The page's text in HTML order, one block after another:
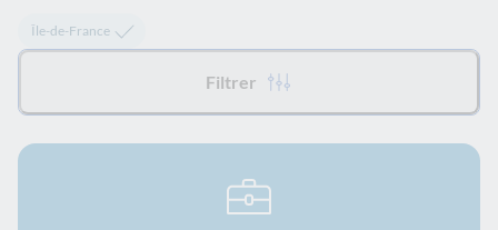
Tous les filtres appliqués :
Île-de-France
Filtrer